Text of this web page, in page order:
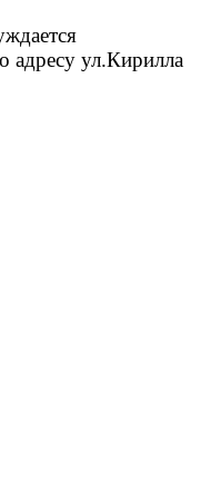
адресу ул.Кирилла